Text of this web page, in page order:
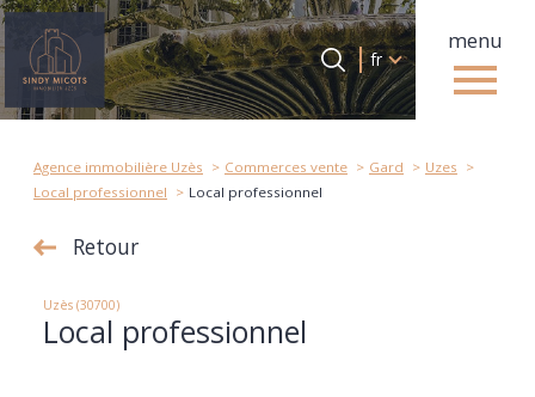
menu
Langue
fr
Accueil 0 Langue
fr
Agence immobilière Uzès Commerces vente Gard
Uzes
Local professionnel
Local professionnel
Retour
Uzès (30700)
Local professionnel